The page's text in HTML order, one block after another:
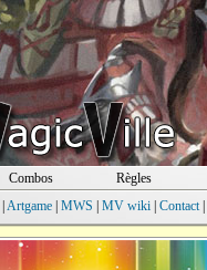
Combos Règles
Artgame| MWS MV wiki| Contact|